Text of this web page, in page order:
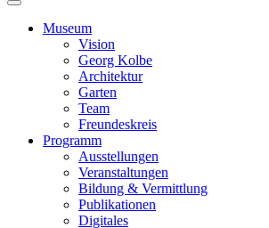
Museum
Vision
Georg Kolbe
Architektur
Garten
Team
Freundeskreis
Programm
Ausstellungen
Veranstaltungen
Bildung & Vermittlung
Publikationen
Digitales